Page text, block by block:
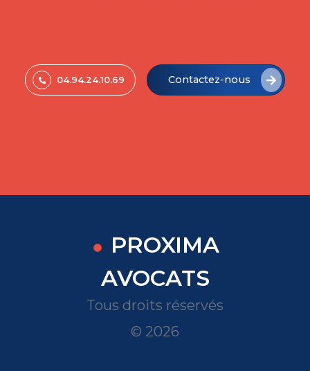
04.94.24.10.69 Contactez-nous
PROXIMA
AVOCATS
Tous droits réservés
© 2026